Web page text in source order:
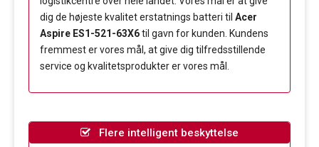
dig de højeste kvalitet erstatnings batteri til Acer
Aspire ES1-521-63X6til gavn for kunden. Kundens
fremmest er vores mål, at give dig tilfredsstillende
service og kvalitetsprodukter er vores mål.
Flere intelligent beskyttelse